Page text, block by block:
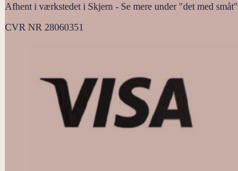
Afhent i værkstedet i Skjern - Se mere under "det med småt"
CVR NR 28060351